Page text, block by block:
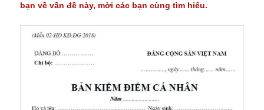
bạn về vấn đề này, mời các bạn cùng tìm hiểu.